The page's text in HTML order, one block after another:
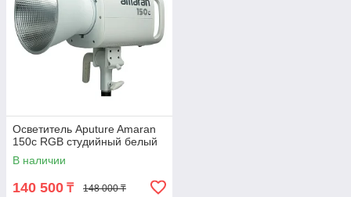
Осветитель Aputure Amaran
150c RGB студийный белый
В наличии
140 500 ₸ 148 000 ₸